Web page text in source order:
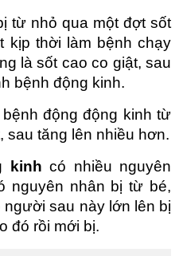
từ nhỏ qua một đợt sốt
kịp thời làm bệnh chạy
là sốt cao co giật, sau
bệnh động kinh.
động động kinh từ
sau tăng lên nhiều hơn.
kinh có nhiều nguyên
nguyên nhân bị từ bé,
người sau này lớn lên bị
đó rồi mới bị.